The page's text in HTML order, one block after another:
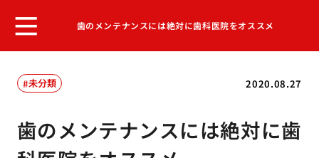
歯のメンテナンスには絶対に歯科医院をオススメ
2020.08.27
未分類
歯のメンテナンスには絶対に歯